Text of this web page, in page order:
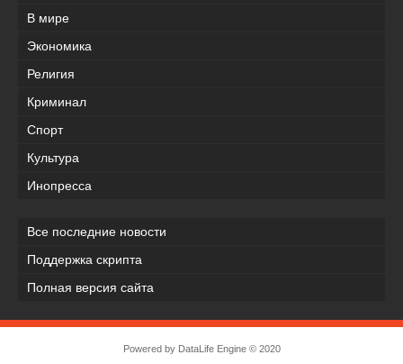
В мире
Экономика
Религия
Криминал
Спорт
Культура
Инопресса
Все последние новости
Поддержка скрипта
Полная версия сайта
Powered by DataLife Engine© 2020